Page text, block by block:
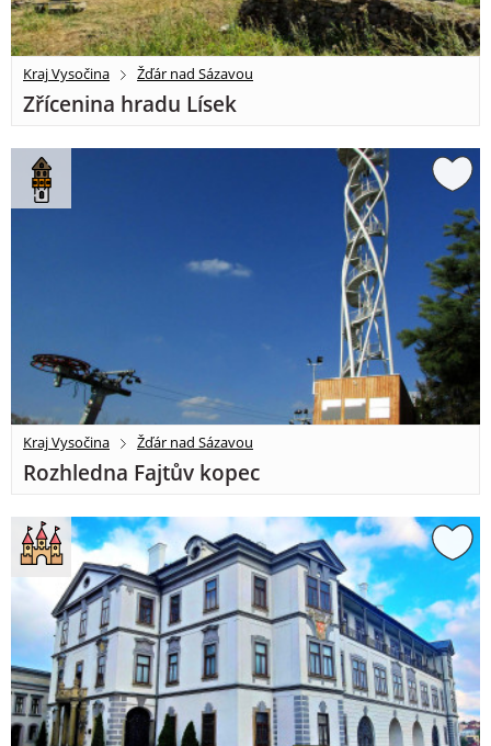
Kraj Vysočina Žďár nad Sázavou
Zřícenina hradu Lísek
Kraj Vysočina Žďár nad Sázavou
Rozhledna Fajtův kopec